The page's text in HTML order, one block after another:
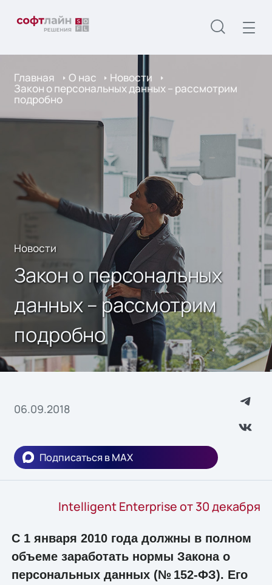
Главная О нас Новости
Закон о персональных данных – рассмотрим
подробно
Новости
Закон о персональных
данных – рассмотрим
подробно
06.09.2018
Подписаться в MAX
Intelligent Enterprise от 30 декабря
С 1 января 2010 года должны в полном
объеме заработать нормы Закона о
персональных данных (№ 152-ФЗ). Его